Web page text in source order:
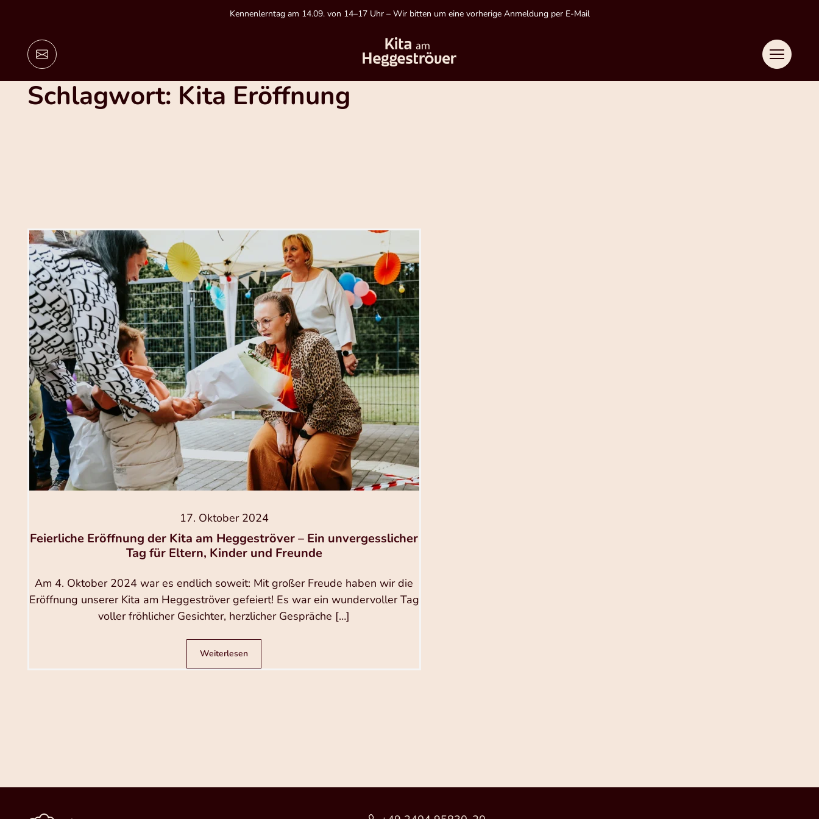
springen
Kennenlerntag am 14.09. von 14–17 Uhr – Wir bitten um eine vorherige Anmeldung per E-Mail
Schlagwort: Kita Eröffnung
17. Oktober 2024
Feierliche Eröffnung der Kita am Heggeströver – Ein unvergesslicher
Tag für Eltern, Kinder und Freunde
Am 4. Oktober 2024 war es endlich soweit: Mit großer Freude haben wir die
Eröffnung unserer Kita am Heggeströver gefeiert! Es war ein wundervoller Tag
voller fröhlicher Gesichter, herzlicher Gespräche […]
Weiterlesen